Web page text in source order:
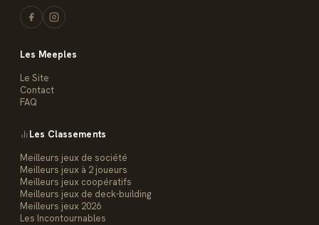
Les Meeples
Le Site
Contact
FAQ
Les Classements
Meilleurs jeux de société
Meilleurs jeux à 2 joueurs
Meilleurs jeux coopératifs
Meilleurs jeux de deck-building
Meilleurs jeux 2026
Les Incontournables